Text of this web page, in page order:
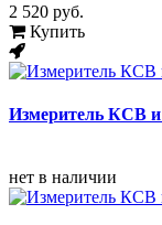
2 520 руб.
Купить
Измеритель КСВ
нет в наличии